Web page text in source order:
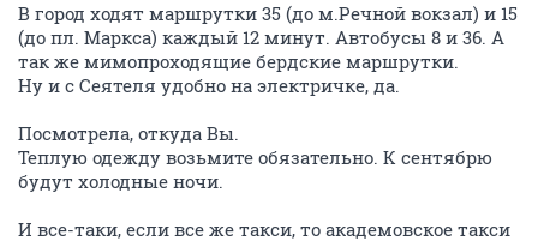
В город ходят маршрутки 35 (до м.Речной вокзал) и 15
(до пл. Маркса) каждый 12 минут. Автобусы 8 и 36. А
так же мимопроходящие бердские маршрутки.
Ну и с Сеятеля удобно на электричке, да.
Посмотрела, откуда Вы.
Теплую одежду возьмите обязательно. К сентябрю
будут холодные ночи.
И все-таки, если все же такси, то академовское такси